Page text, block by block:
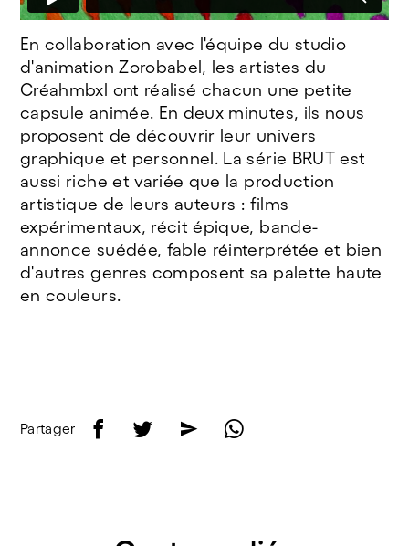
En collaboration avec l'équipe du studio
d'animation Zorobabel, les artistes du
Créahmbxl ont réalisé chacun une petite
capsule animée. En deux minutes, ils nous
proposent de découvrir leur univers
graphique et personnel. La série BRUT est
aussi riche et variée que la production
artistique de leurs auteurs : films
expérimentaux, récit épique, bande-
annonce suédée, fable réinterprétée et bien
d'autres genres composent sa palette haute
en couleurs.
Partager f t e w